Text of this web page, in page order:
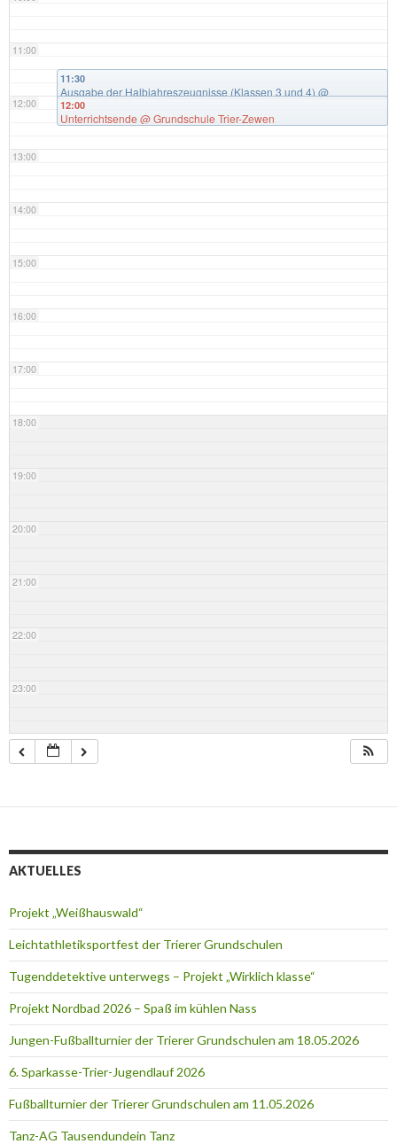
11:00
12:00
13:00
14:00
15:00
16:00
17:00
18:00
19:00
20:00
21:00
22:00
23:00
11:30
Ausgabe der Halbjahreszeugnisse (Klassen 3 und 4) @
Grundschule Trier-Zewen
12:00
Unterrichtsende @ Grundschule Trier-Zewen
AKTUELLES
Projekt „Weißhauswald“
Leichtathletiksportfest der Trierer Grundschulen
Tugenddetektive unterwegs – Projekt „Wirklich klasse“
Projekt Nordbad 2026 – Spaß im kühlen Nass
Jungen-Fußballturnier der Trierer Grundschulen am 18.05.2026
6. Sparkasse-Trier-Jugendlauf 2026
Fußballturnier der Trierer Grundschulen am 11.05.2026
Tanz-AG Tausendundein Tanz